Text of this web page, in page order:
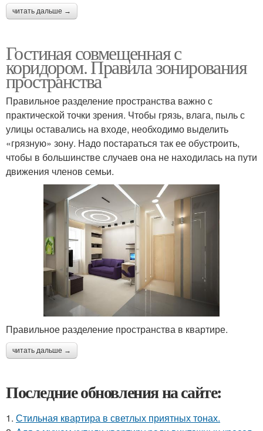
читать дальше →
Гостиная совмещенная с
коридором. Правила зонирования
пространства
Правильное разделение пространства важно с
практической точки зрения. Чтобы грязь, влага, пыль с
улицы оставались на входе, необходимо выделить
«грязную» зону. Надо постараться так ее обустроить,
чтобы в большинстве случаев она не находилась на пути
движения членов семьи.
Правильное разделение пространства в квартире.
читать дальше →
Последние обновления на сайте:
1. Стильная квартира в светлых приятных тонах.